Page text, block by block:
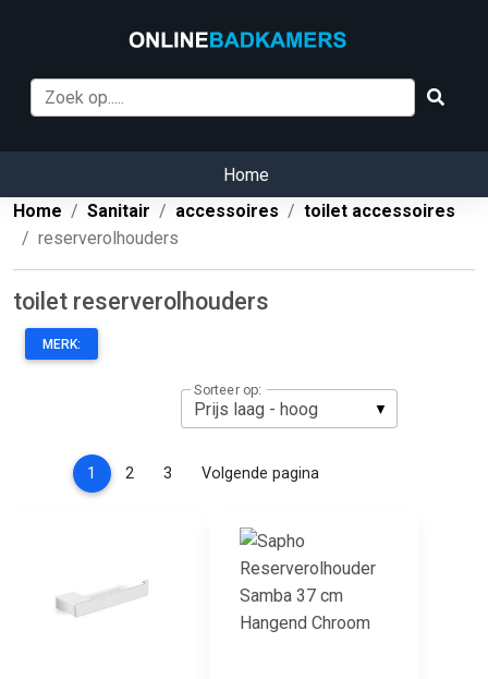
Home
Home
Sanitair accessoires
toilet accessoires
reserverolhouders
toilet reserverolhouders
MERK:
Sorteer op:
1 (current)
2 3 Volgende pagina